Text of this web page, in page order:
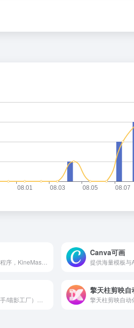
Canva可画
擎天柱剪映